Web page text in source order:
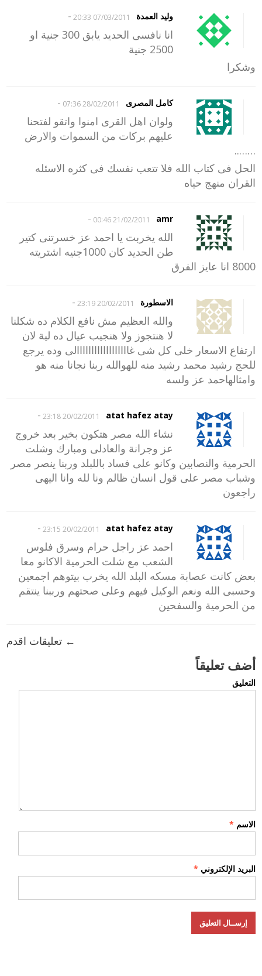
وليد العمدة 07/03/2011 20:33
-
انا نافسى الحديد يابق 300 جنية او
2500 جنية
وشكرا
كامل المصرى 28/02/2011 07:36
-
ولوان اهل القرى امنوا واتقو لفتحنا
عليهم بركات من السموات والارض
……..
الحل فى كتاب الله فلا تتعب نفسك فى كثره الاسئله
القران منهج حياه
amr
21/02/2011 00:46
-
الله يخربت يا احمد عز خسرتنى كتير
طن الحديد كان 1000جنيه اشتريته
8000 انا عايز الفرق
الاسطورة 20/02/2011 23:19
-
والله العظيم مش نافع الكلام ده شكلنا
لا هنتجوز ولا هنجيب عيال ده لية لان
ارتفاع الاسعار خلى كل شى غاااااااااااااااااالى وده يرجع
للحج رشيد محمد رشيد منه للهوالله ربنا نجانا منه هو
وامثالهاحمد عز ولسه
atat hafez atay
20/02/2011 23:18
-
نشاء الله مصر هتكون بخير بعد خروج
عز وجرانة والعادلى ومبارك وشلت
الحرمية والنصابين وكانو على فساد باللبلد وربنا ينصر مصر
وشباب مصر على قول انسان ظالم ونا لله وانا اليهى
راجعون
atat hafez atay
20/02/2011 23:15
-
احمد عز راجل حرام وسرق فلوس
الشعب مع شلت الحرمية الاكانو معا
بعض كانت عصابة مسكه البلد الله يخرب بيتوهم اجمعين
وحسبى الله ونعم الوكيل فيهم وعلى صحتهم ورببنا ينتقم
من الحرمية والسفحين
← تعليقات اقدم
أضف تعليقاً
التعليق
الاسم *
البريد الإلكتروني *